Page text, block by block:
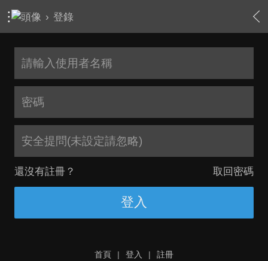
› 登錄
安全提問(未設定請忽略)
還沒有註冊？ 取回密碼
登入
首頁 | 登入 |
註冊